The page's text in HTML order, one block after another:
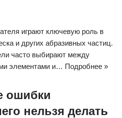
играют ключевую роль в
и других абразивных частиц.
часто выбирают между
элементами и… Подробнее »
ошибки
нельзя делать